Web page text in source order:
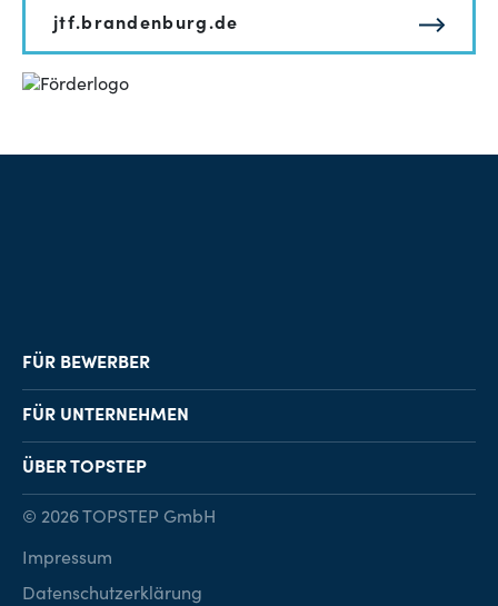
jtf.brandenburg.de
FÜR BEWERBER
Job-Finder
Karriereberatung
FÜR UNTERNEHMEN
Personalvermittlung
Personalsuche
ÜBER TOPSTEP
Kontakt
© 2026 TOPSTEP GmbH
Impressum
Datenschutzerklärung